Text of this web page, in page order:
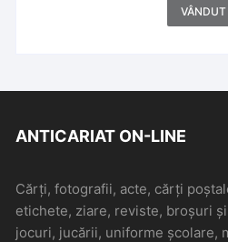
VÂNDUT
ANTICARIAT ON-LINE
Cărți, fotografii, acte, cărți
etichete, ziare, reviste, broșuri
jocuri, jucării, uniforme școlare,